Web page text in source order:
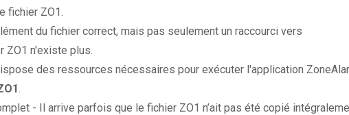
fichier ZO1.
du fichier correct, mais pas seulement un raccourci vers
ZO1 n'existe plus.
des ressources nécessaires pour exécuter l'application
.
- Il arrive parfois que le fichier ZO1 n’ait pas été copié